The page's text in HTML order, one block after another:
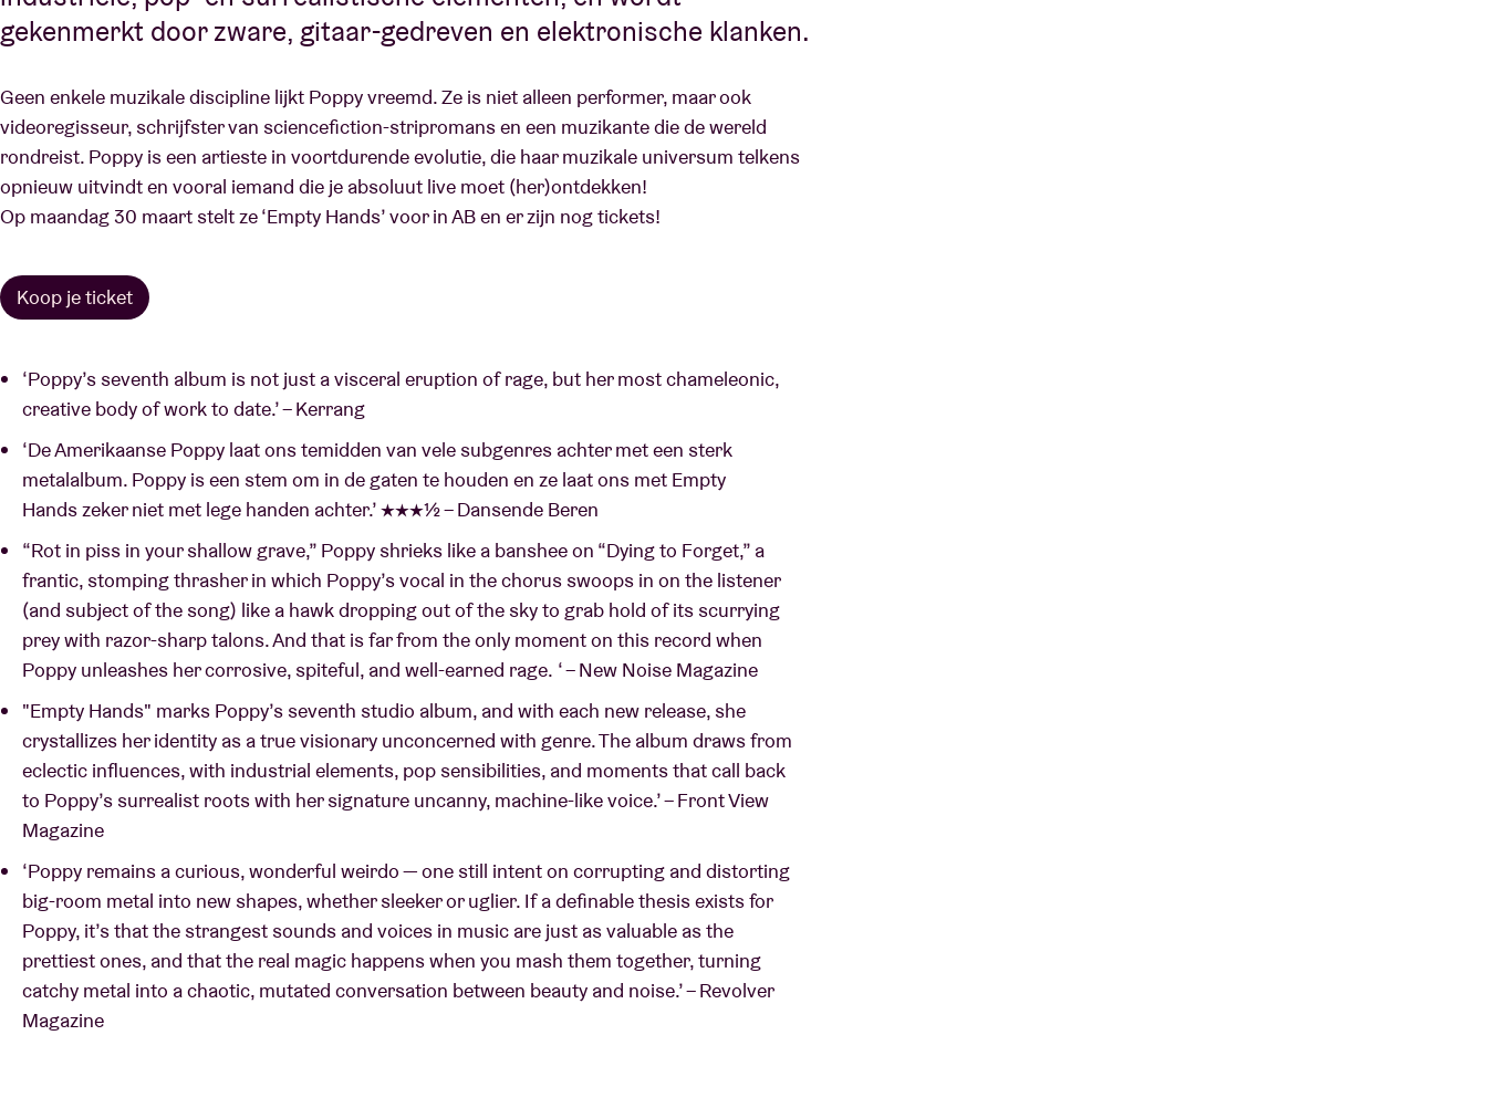
gekenmerkt door zware, gitaar-gedreven en elektronische klanken.
Geen enkele muzikale discipline lijkt Poppy vreemd. Ze is niet alleen performer, maar ook
videoregisseur, schrijfster van sciencefiction-stripromans en een muzikante die de wereld
rondreist. Poppy is een artieste in voortdurende evolutie, die haar muzikale universum telkens
opnieuw uitvindt en vooral iemand die je absoluut live moet (her)ontdekken!
Op maandag 30 maart stelt ze ‘Empty Hands’ voor in AB en er zijn nog tickets!
Koop je ticket
‘Poppy’s seventh album is not just a visceral eruption of rage, but her most chameleonic,
creative body of work to date.’ – Kerrang
‘De Amerikaanse Poppy laat ons temidden van vele subgenres achter met een sterk
metalalbum. Poppy is een stem om in de gaten te houden en ze laat ons met Empty
Hands zeker niet met lege handen achter.’ ★★★½ – Dansende Beren
“Rot in piss in your shallow grave,” Poppy shrieks like a banshee on “Dying to Forget,” a
frantic, stomping thrasher in which Poppy’s vocal in the chorus swoops in on the listener
(and subject of the song) like a hawk dropping out of the sky to grab hold of its scurrying
prey with razor-sharp talons. And that is far from the only moment on this record when
Poppy unleashes her corrosive, spiteful, and well-earned rage. ‘ – New Noise Magazine
"Empty Hands" marks Poppy’s seventh studio album, and with each new release, she
crystallizes her identity as a true visionary unconcerned with genre. The album draws from
eclectic influences, with industrial elements, pop sensibilities, and moments that call back
to Poppy’s surrealist roots with her signature uncanny, machine-like voice.’ – Front View
Magazine
‘Poppy remains a cu­rious, wonderful weirdo — one still intent on corrupting and distorting
big-room metal into new shapes, whether sleeker or uglier. If a definable thesis exists for
Poppy, it’s that the strangest sounds and voices in music are just as valuable as the
prettiest ones, and that the real magic happens when you mash them together, turning
catchy metal into a chaotic, mu­tated conversation between beauty and noise.’ – Revolver
Magazine